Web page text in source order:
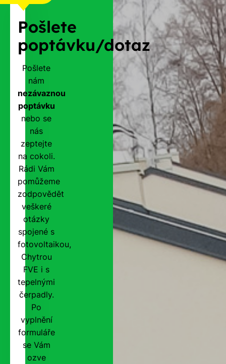
Pošlete
poptávku/dotaz
Pošlete
nám
nezávaznou
poptávku
nebo se
nás
zeptejte
na cokoli.
Rádi Vám
pomůžeme
zodpovědět
veškeré
otázky
spojené s
fotovoltaikou,
Chytrou
FVE i s
tepelnými
čerpadly.
Po
vyplnění
formuláře
se Vám
ozve